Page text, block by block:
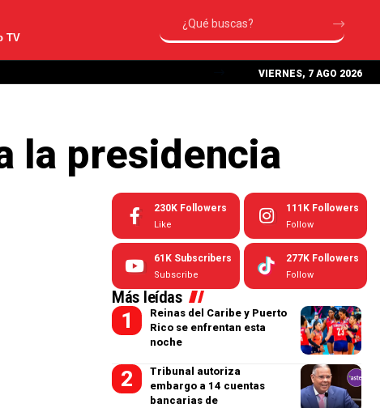
TV
VIERNES, 7 AGO 2026
la presidencia
230K Followers
Like
111K Followers
Follow
61K Subscribers
Subscribe
277K Followers
Follow
Más leídas
Reinas del Caribe y Puerto
Rico se enfrentan esta
noche
Tribunal autoriza
embargo a 14 cuentas
bancarias de